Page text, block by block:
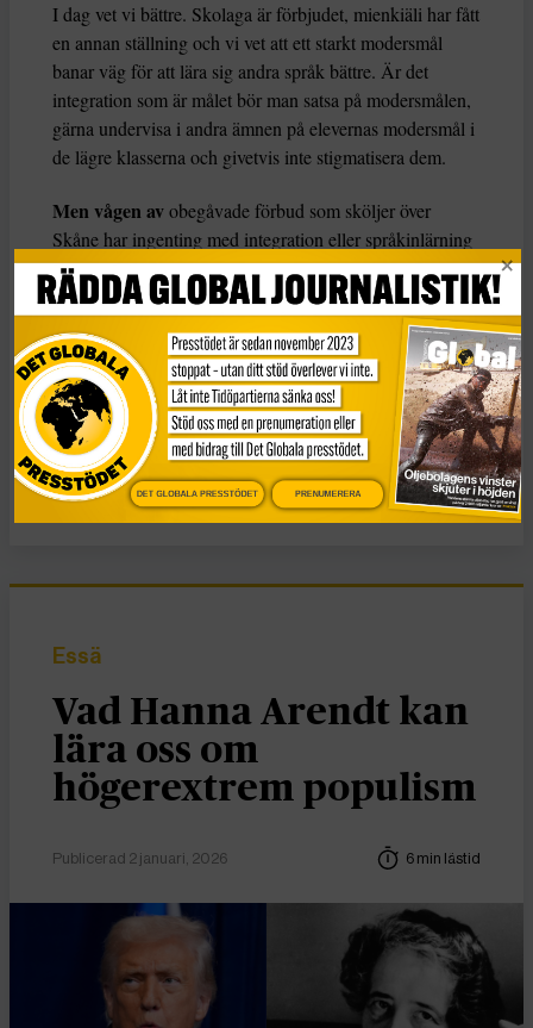
I dag vet vi bättre. Skolaga är förbjudet, mienkiäli har fått
en annan ställning och vi vet att ett starkt modersmål
banar väg för att lära sig andra språk bättre. Är det
integration som är målet bör man satsa på modersmålen,
gärna undervisa i andra ämnen på elevernas modersmål i
de lägre klasserna och givetvis inte stigmatisera dem.
Men vågen avobegåvade förbud som sköljer över
Skåne har ingenting med integration eller språkinlärning
att göra. Målet kan inte vara något annat än att exkludera.
Det enda roliga med det hela är att skånska, sett i ett
språkhistoriskt perspektiv, inte nödvändigtvis är svenska
eller ens danska. Så om SD får som de vill kan det bli
väldigt tyst.
KATEGORI
Nyheter
Essä
Vad Hanna Arendt kan
lära oss om
högerextrem populism
Publicerad 2 januari, 2026 6 min lästid
DET GLOBALA PRESSTÖDET PRENUMERERA